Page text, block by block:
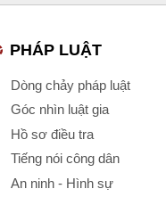
PHÁP LUẬT
Dòng chảy pháp luật
Góc nhìn luật gia
Hồ sơ điều tra
Tiếng nói công dân
An ninh - Hình sự